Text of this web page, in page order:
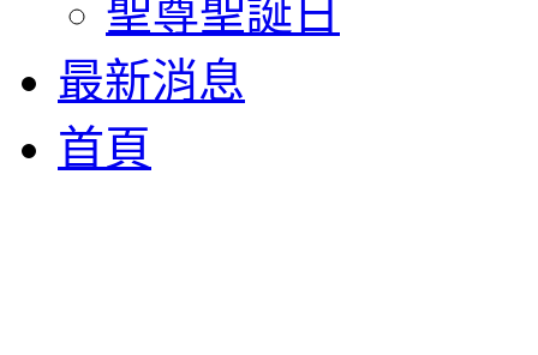
聖尊聖誕日
最新消息
首頁